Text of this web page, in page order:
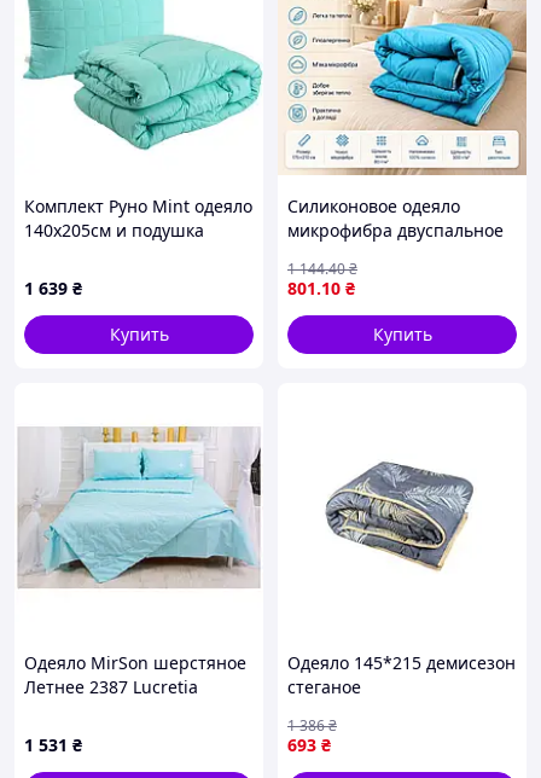
Комплект Руно Mint одеяло
140х205см и подушка
1 639 ₴
Купить
Силиконовое одеяло
микрофибра двуспальное
одеяло с силиконовым
наполнителем мягкое
801.10 ₴
1 144.40₴
Купить
Одеяло MirSon шерстяное
Летнее 2387 Lucretia
Официальный
1 531 ₴
Одеяло 145*215 демисезон
стеганое
CONSTANCY
693 ₴
1 386₴